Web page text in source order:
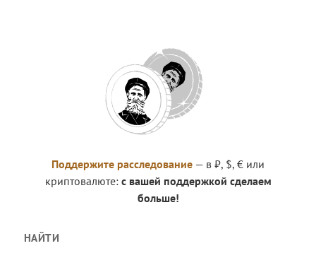
Поддержите расследование — в ₽, $, € или
криптовалюте: с вашей поддержкой сделаем
больше!
НАЙТИ